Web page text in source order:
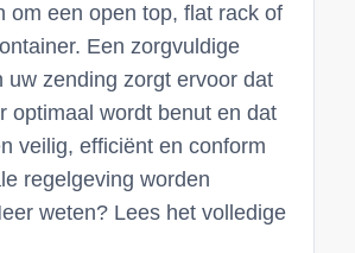
om een open top, flat rack of
Een zorgvuldige
uw zending zorgt ervoor dat
optimaal wordt benut en dat
veilig, efficiënt en conform
regelgeving worden
weten? Lees het volledige